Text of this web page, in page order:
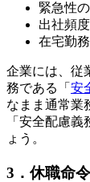
緊急性
出社頻
在宅勤務
企業には、従
務である「 安
なまま通常業
「安全配慮
ょう。
3．休職命